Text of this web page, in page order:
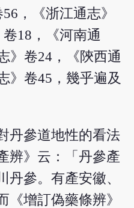
，《浙江通志》
18，《河南通
》卷24，《陝西通
》卷45，幾乎遍及
丹參道地性的看法
辨》云：「丹參產
丹參。有產安徽、
《增訂偽藥條辨》